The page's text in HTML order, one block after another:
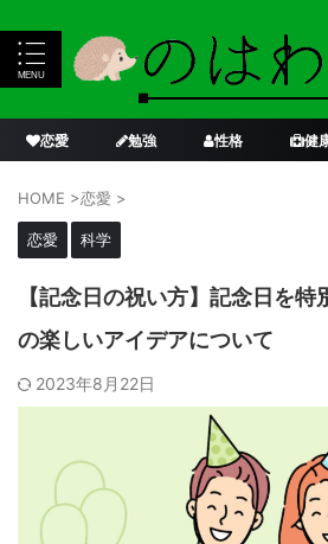
恋愛 勉強 性格 健
HOME >恋愛 >
恋愛 科学
【記念日の祝い方】記念日を
の楽しいアイデアについて
2023年8月22日